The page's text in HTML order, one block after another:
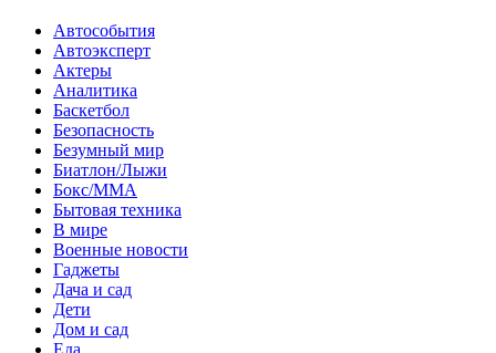
Автособытия
Автоэксперт
Актеры
Аналитика
Баскетбол
Безопасность
Безумный мир
Биатлон/Лыжи
Бокс/MMA
Бытовая техника
В мире
Военные новости
Гаджеты
Дача и сад
Дети
Дом и сад